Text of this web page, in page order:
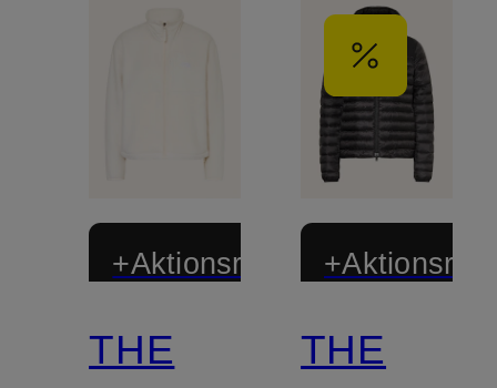
+Aktionsrabatt
THE
THE